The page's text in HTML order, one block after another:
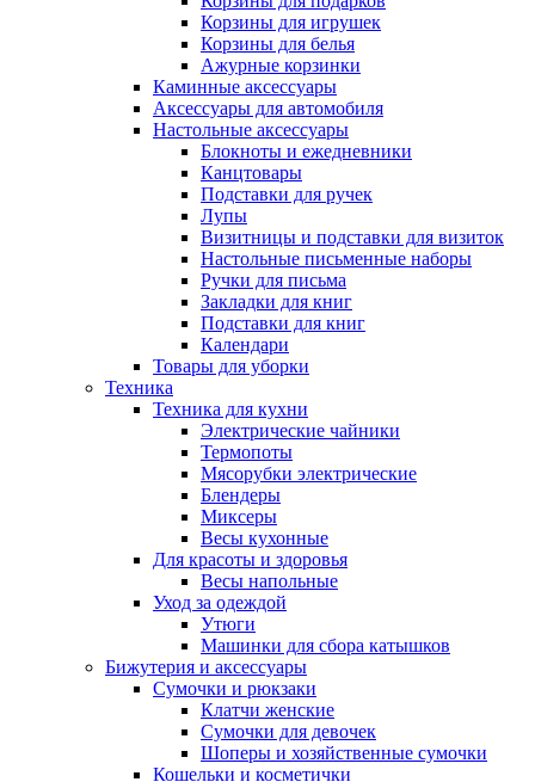
Корзины для игрушек
Корзины для белья
Ажурные корзинки
Каминные аксессуары
Аксессуары для автомобиля
Настольные аксессуары
Блокноты и ежедневники
Канцтовары
Подставки для ручек
Лупы
Визитницы и подставки для визиток
Настольные письменные наборы
Ручки для письма
Закладки для книг
Подставки для книг
Календари
Товары для уборки
Техника
Техника для кухни
Электрические чайники
Термопоты
Мясорубки электрические
Блендеры
Миксеры
Весы кухонные
Для красоты и здоровья
Весы напольные
Уход за одеждой
Утюги
Машинки для сбора катышков
Бижутерия и аксессуары
Сумочки и рюкзаки
Клатчи женские
Сумочки для девочек
Шоперы и хозяйственные сумочки
Кошельки и косметички